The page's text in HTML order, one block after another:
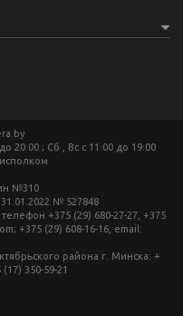
20:00 ; Сб , Вс c 11:00 до 19:00
№310
№ 527848
+375 (29) 680-27-27, +375
+375 (29) 608-16-16, email:
района г. Минска: +
350-59-21